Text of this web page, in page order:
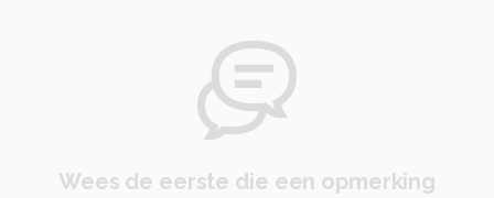
Wees de eerste die een opmerking